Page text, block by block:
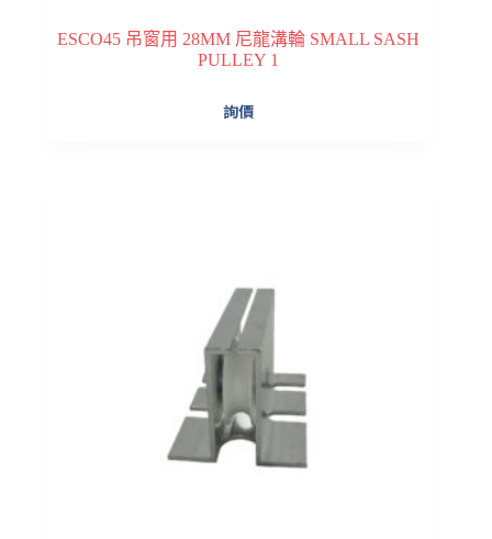
ESCO45 吊窗用 28MM 尼龍溝輪 SMALL SASH
PULLEY 1
詢價